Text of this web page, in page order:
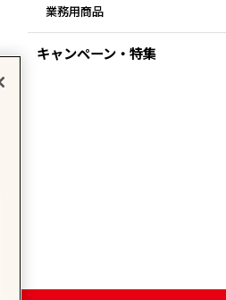
業務用商品
キャンペーン・特集